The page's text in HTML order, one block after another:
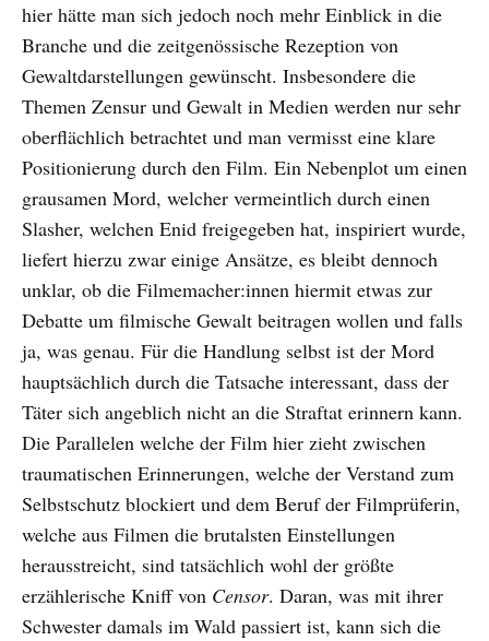
hier hätte man sich jedoch noch mehr Einblick in die
Branche und die zeitgenössische Rezeption von
Gewaltdarstellungen gewünscht. Insbesondere die
Themen Zensur und Gewalt in Medien werden nur sehr
oberflächlich betrachtet und man vermisst eine klare
Positionierung durch den Film. Ein Nebenplot um einen
grausamen Mord, welcher vermeintlich durch einen
Slasher, welchen Enid freigegeben hat, inspiriert wurde,
liefert hierzu zwar einige Ansätze, es bleibt dennoch
unklar, ob die Filmemacher:innen hiermit etwas zur
Debatte um filmische Gewalt beitragen wollen und falls
ja, was genau. Für die Handlung selbst ist der Mord
hauptsächlich durch die Tatsache interessant, dass der
Täter sich angeblich nicht an die Straftat erinnern kann.
Die Parallelen welche der Film hier zieht zwischen
traumatischen Erinnerungen, welche der Verstand zum
Selbstschutz blockiert und dem Beruf der Filmprüferin,
welche aus Filmen die brutalsten Einstellungen
herausstreicht, sind tatsächlich wohl der größte
erzählerische Kniff von Censor. Daran, was mit ihrer
Schwester damals im Wald passiert ist, kann sich die